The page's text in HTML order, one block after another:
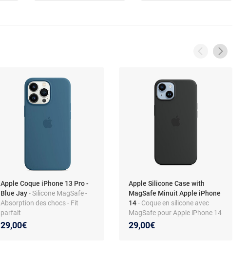
Apple Coque iPhone 13 Pro -
Blue Jay- Silicone MagSafe -
Absorption des chocs - Fit
parfait
29,00€
Apple Silicone Case with
MagSafe Minuit Apple iPhone
14- Coque en silicone avec
MagSafe pour Apple iPhone 14
29,00€